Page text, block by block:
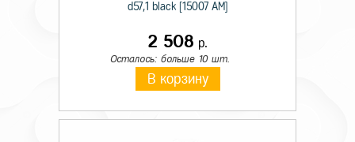
d57,1 black [15007 AM]
2 508 р.
Осталось: больше 10 шт.
В корзину